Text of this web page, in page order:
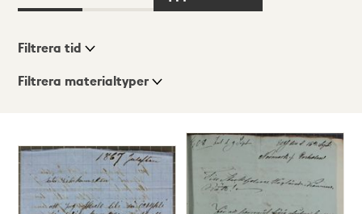
Visningsläge
Lista
Karta
Filtrera tid
Filtrera materialtyper